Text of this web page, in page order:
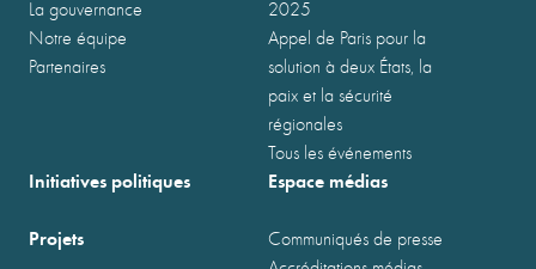
La gouvernance
Notre équipe
Partenaires
2025
Appel de Paris pour la
solution à deux États, la
paix et la sécurité
régionales
Tous les événements
Initiatives politiques
Projets
Espace médias
Communiqués de presse